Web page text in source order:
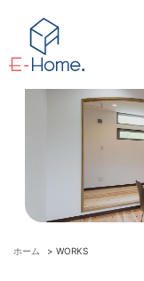
ホーム > WORKS